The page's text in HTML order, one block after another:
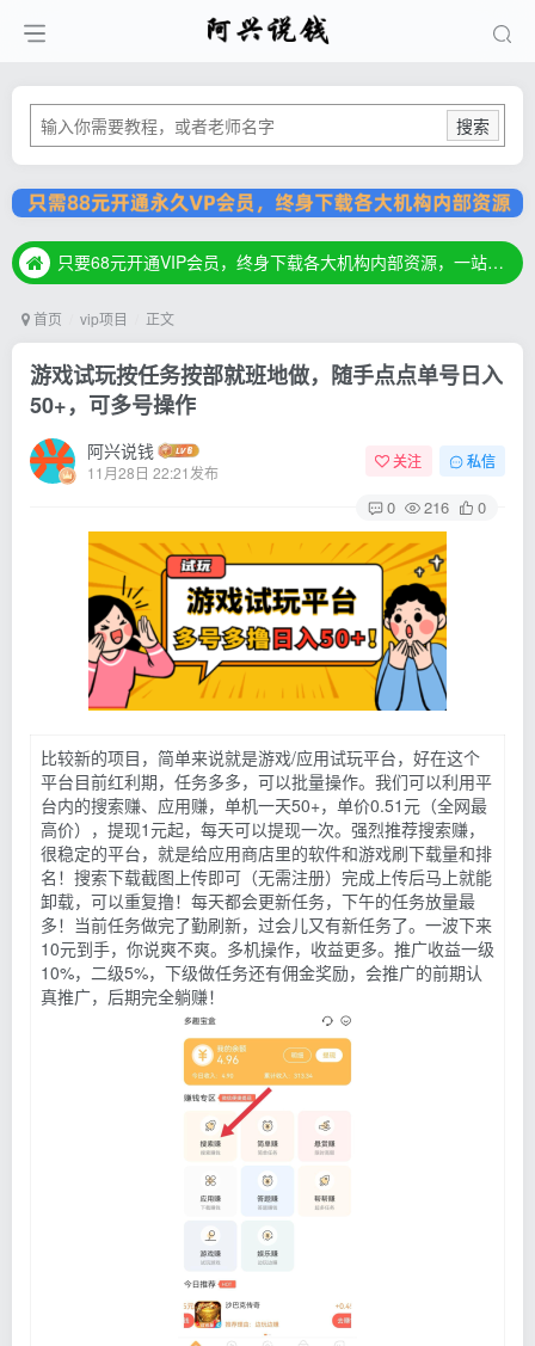
搜索
只要68元开通VIP会员，终身下载各大机构内部资源，一站式草根创业基地，最新最强网赚教程大全，小投入，大回报！
只要68元开通VIP会员，终身下载各大机构内部资源，一站式草根创业基地，最新最强网赚教程大全，小投入，大回报！
首页 vip项目 正文
游戏试玩按任务按部就班地做，随手点点单号日入
50+，可多号操作
阿兴说钱
11月28日 22:21发布
关注 私信
0 216 0
比较新的项目，简单来说就是游戏/应用试玩平台，好在这个
平台目前红利期，任务多多，可以批量操作。我们可以利用平
台内的搜索赚、应用赚，单机一天50+，单价0.51元（全网最
高价），提现1元起，每天可以提现一次。强烈推荐搜索赚，
很稳定的平台，就是给应用商店里的软件和游戏刷下载量和排
名！搜索下载截图上传即可（无需注册）完成上传后马上就能
卸载，可以重复撸！每天都会更新任务，下午的任务放量最
多！当前任务做完了勤刷新，过会儿又有新任务了。一波下来
10元到手，你说爽不爽。多机操作，收益更多。推广收益一级
10%，二级5%，下级做任务还有佣金奖励，会推广的前期认
真推广，后期完全躺赚！